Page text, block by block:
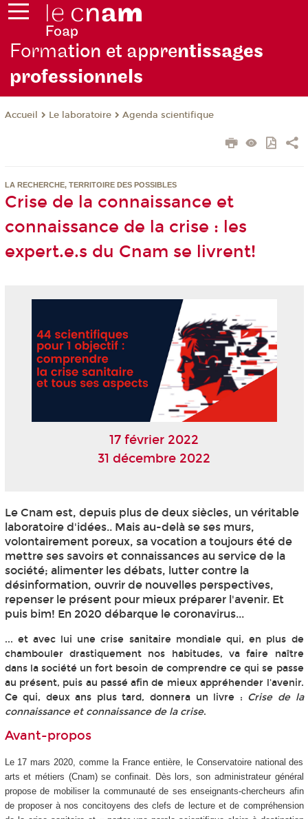
Formation et apprentissages
professionnels
Accueil Le laboratoire Agenda scientifique
LA RECHERCHE, TERRITOIRE DES POSSIBLES
Crise de la connaissance et
connaissance de la crise : les
expert.e.s du Cnam se livrent!
17 février 2022
31 décembre 2022
Le Cnam est, depuis plus de deux siècles, un véritable
laboratoire d'idées.. Mais au-delà se ses murs,
volontairement poreux, sa vocation a toujours été de
mettre ses savoirs et connaissances au service de la
société; alimenter les débats, lutter contre la
désinformation, ouvrir de nouvelles perspectives,
repenser le présent pour mieux préparer l'avenir. Et
puis bim! En 2020 débarque le coronavirus...
... et avec lui une crise sanitaire mondiale qui, en plus de
chambouler drastiquement nos habitudes, va faire naître
dans la société un fort besoin de comprendre ce qui se passe
au présent, puis au passé afin de mieux appréhender l'avenir.
Ce qui, deux ans plus tard, donnera un livre : Crise de la
connaissance et connaissance de la crise.
Avant-propos
Le 17 mars 2020, comme la France entière, le Conservatoire national des
arts et métiers (Cnam) se confinait. Dès lors, son administrateur général
propose de mobiliser la communauté de ses enseignants-chercheurs afin
de proposer à nos concitoyens des clefs de lecture et de compréhension